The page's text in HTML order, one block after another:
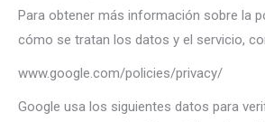
Para obtener más información sobre la
cómo se tratan los datos y el servicio,
www.google.com/policies/privacy/
Google usa los siguientes datos para